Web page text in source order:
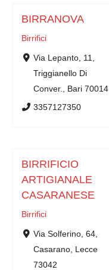
BIRRANOVA
Birrifici
Via Lepanto, 11,
Triggianello Di
Conver., Bari 70014
3357127350
BIRRIFICIO
ARTIGIANALE
CASARANESE
Birrifici
Via Solferino, 64,
Casarano, Lecce
73042